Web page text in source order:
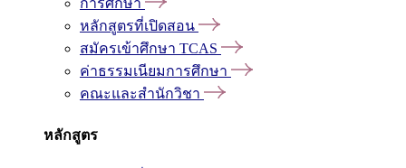
การศึกษา
หลักสูตรที่เปิดสอน
สมัครเข้าศึกษา TCAS
ค่าธรรมเนียมการศึกษา
คณะและสำนักวิชา
หลักสูตร